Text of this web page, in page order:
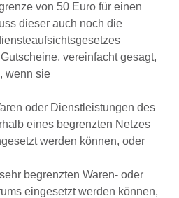
von 50 Euro für einen
dieser auch noch die
vereinfacht gesagt,
wenn sie
oder Dienstleistungen des
eines begrenzten Netzes
werden können, oder
begrenzten Waren- oder
eingesetzt werden können,